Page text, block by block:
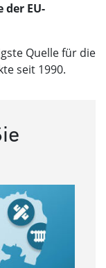
der EU-
Quelle für die
seit 1990.